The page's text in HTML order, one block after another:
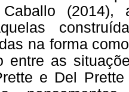
Caballo (2014),
na forma
entre as
e Del